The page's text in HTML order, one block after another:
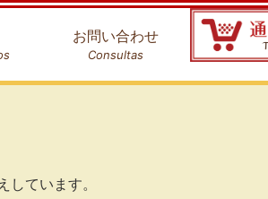
お問い合わせ
Consultas
ています。